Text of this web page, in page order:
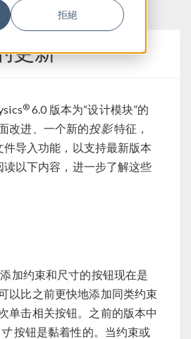
拒絕
更新
® 6.0 版本为“设计模块”的
改进、一个新的投影特征，
件导入功能，以支持最新版本
读以下内容，进一步了解这些
加约束和尺寸的按钮现在是
以比之前更快地添加同类约束
单击相关按钮。之前的版本中
按钮是黏着性的。当约束或